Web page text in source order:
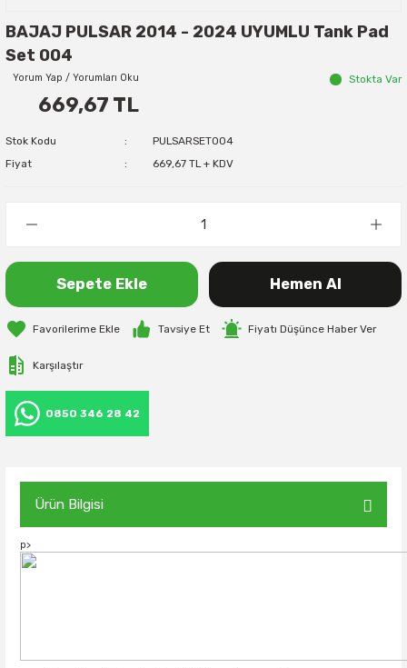
BAJAJ PULSAR 2014 - 2024 UYUMLU Tank Pad
Set 004
Yorum Yap / Yorumları Oku Stokta Var
669,67 TL
Stok Kodu
PULSARSET004
Fiyat
669,67 TL + KDV
Sepete Ekle Hemen Al
Tavsiye Et Fiyatı Düşünce Haber Ver
Karşılaştır
0850 346 28 42
Ürün Bilgisi
p>